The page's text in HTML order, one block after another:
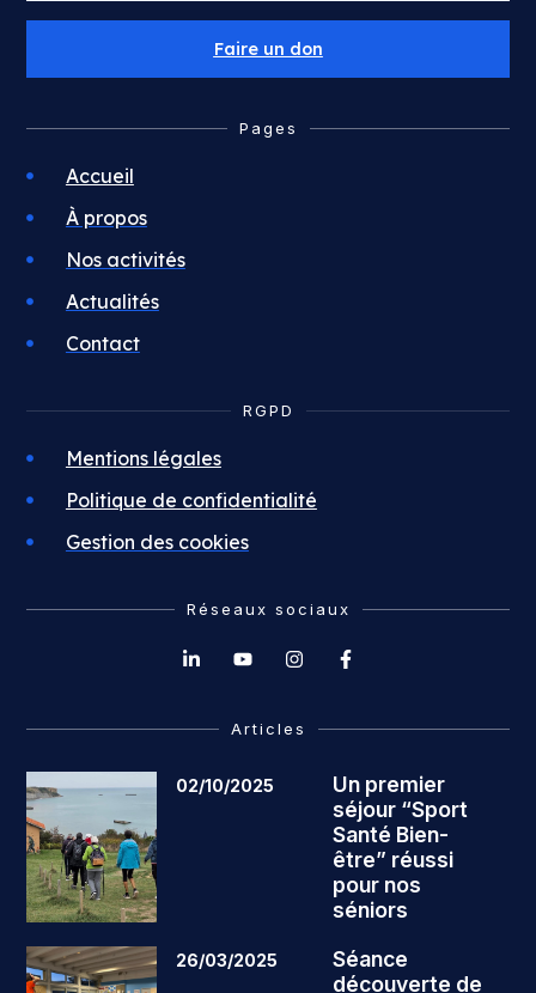
Faire un don
Pages
Accueil
À propos
Nos activités
Actualités
Contact
RGPD
Mentions légales
Politique de confidentialité
Gestion des cookies
Réseaux sociaux
Articles
02/10/2025
Un premier
séjour “Sport
Santé Bien-
être” réussi
pour nos
séniors
26/03/2025
Séance
découverte de